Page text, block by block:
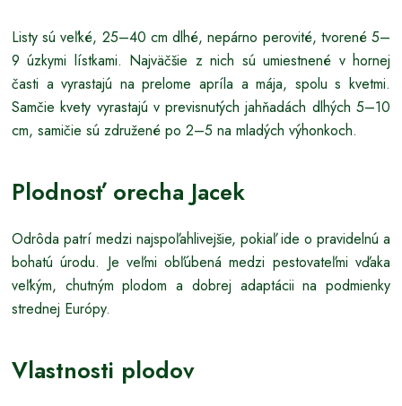
Listy sú veľké, 25–40 cm dlhé, nepárno perovité, tvorené 5–
9 úzkymi lístkami. Najväčšie z nich sú umiestnené v hornej
časti a vyrastajú na prelome apríla a mája, spolu s kvetmi.
Samčie kvety vyrastajú v previsnutých jahňadách dlhých 5–10
cm, samičie sú združené po 2–5 na mladých výhonkoch.
Plodnosť orecha Jacek
Odrôda patrí medzi najspoľahlivejšie, pokiaľ ide o pravidelnú a
bohatú úrodu. Je veľmi obľúbená medzi pestovateľmi vďaka
veľkým, chutným plodom a dobrej adaptácii na podmienky
strednej Európy.
Vlastnosti plodov